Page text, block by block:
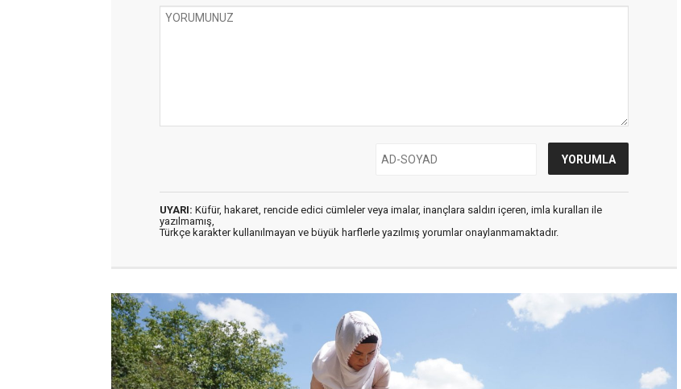
UYARI: Küfür, hakaret, rencide edici cümleler veya imalar, inançlara saldırı içeren, imla kuralları ile
yazılmamış,
Türkçe karakter kullanılmayan ve büyük harflerle yazılmış yorumlar onaylanmamaktadır.